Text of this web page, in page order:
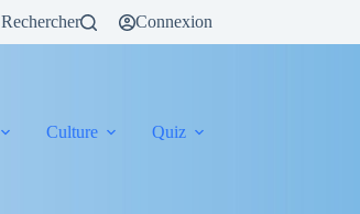
Rechercher Connexion
Culture Quiz